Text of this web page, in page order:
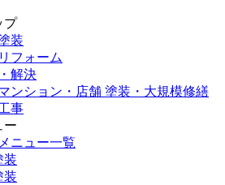
プ
装
フォーム
解決
ンション・店舗 塗装・大規模修繕
事
ー
ニュー一覧
装
装